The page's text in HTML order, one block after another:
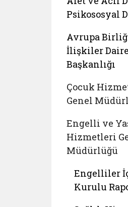
Psikososyal
Avrupa
İlişkiler
Başkanlığı
Çocuk
Genel
Engelli ve
Hizmetleri
Müdürlüğü
Engelliler
Kurulu